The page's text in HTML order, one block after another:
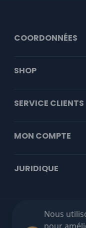
Nous
COORDONNÉES
SHOP
SERVICE CLIENTS
MON COMPTE
JURIDIQUE